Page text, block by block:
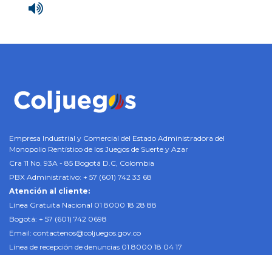
Empresa Industrial y Comercial del Estado Administradora del
Monopolio Rentístico de los Juegos de Suerte y Azar
Cra 11 No. 93A - 85 Bogotá D.C, Colombia
PBX Administrativo: + 57 (601) 742 33 68
Atención al cliente:
Línea Gratuita Nacional 01 8000 18 28 88
Bogotá: + 57 (601) 742 0698
Email: contactenos@coljuegos.gov.co
Línea de recepción de denuncias 01 8000 18 04 17